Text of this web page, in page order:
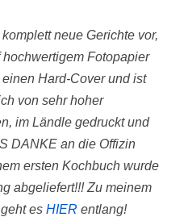
neue Gerichte vor,
Fotopapier
Hard-Cover und ist
von sehr hoher
im Ländle gedruckt und
DANKE an die Offizin
ersten Kochbuch wurde
abgeliefert!!!Zu meinem
es HIER entlang!